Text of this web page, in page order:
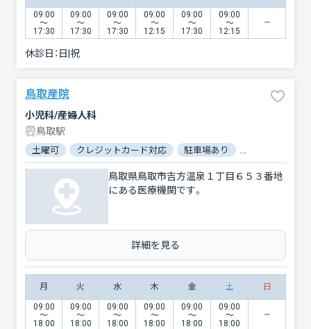
09:00
〜
17:30
09:00
〜
17:30
09:00
〜
17:30
09:00
〜
12:15
09:00
〜
17:30
09:00
〜
12:15
休診日： 日|祝
鳥取産院
小児科/産婦人科
鳥取駅
土曜可 クレジットカード対応 駐車場あり
鳥取県鳥取市吉方温泉１丁目６５３番地
にある医療機関です。
詳細を見る
月 火 水 木 金 土 日
09:00
〜
18:00
09:00
〜
18:00
09:00
〜
18:00
09:00
〜
18:00
09:00
〜
18:00
09:00
〜
18:00